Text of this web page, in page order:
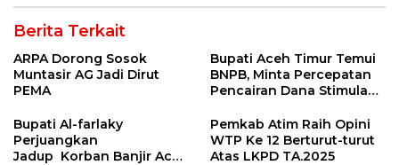
Berita Terkait
ARPA Dorong Sosok
Muntasir AG Jadi Dirut
PEMA
Bupati Aceh Timur Temui
BNPB, Minta Percepatan
Pencairan Dana Stimulan
Banjir
Bupati Al-farlaky
Perjuangkan
Jadup Korban Banjir Aceh
Pemkab Atim Raih Opini
WTP Ke 12 Berturut-turut
Atas LKPD TA.2025